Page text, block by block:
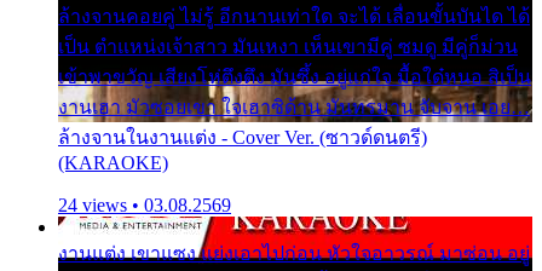
ล้างจานคอยคู่ ไม่รู้ อีกนานเท่าใด จะได้ เลื่อนขั้นบันได ได้
เป็น ตำแหน่งเจ้าสาว มันเหงา เห็นเขามีคู่ ซมดู มีคู่ก็ม่วน
เข้าพาขวัญ เสียงโห่ตึงตึง มันซึ้ง อยู่แก่ใจ มื้อใด๋หนอ สิเป็น
งานเฮา มัวซอยเขา ใจเฮาซิด้าน มันทรมาน จับจาน เอย…
ล้างจานในงานแต่ง - Cover Ver. (ซาวด์ดนตรี)
(KARAOKE)
24 views • 03.08.2569
งานแต่ง เขาแซง แย่งเอาไปก่อน หัวใจอาวรณ์ มาซ่อน อยู่